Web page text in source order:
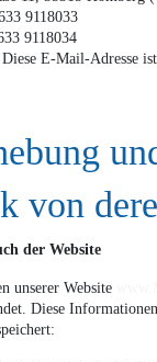
9118033
9118034
Diese E-Mail-Adresse
von
der Website
unserer Website
Diese